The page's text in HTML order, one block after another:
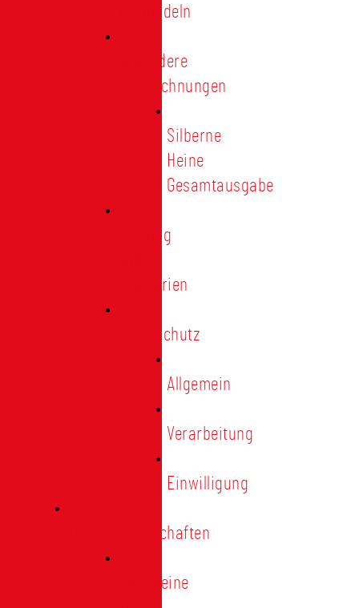
Treunadeln
Besondere
Auszeichnungen
Silberne
Heine
Gesamtausgabe
Satzung
Regularien
Datenschutz
Allgemein
Verarbeitung
Einwilligung
Tischgemeinschaften
Allgemeine